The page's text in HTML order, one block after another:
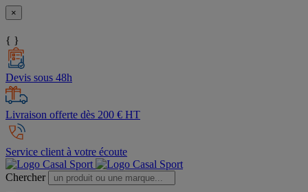
×
{ }
Devis sous 48h
Livraison offerte dès 200 € HT
Service client à votre écoute
Chercher